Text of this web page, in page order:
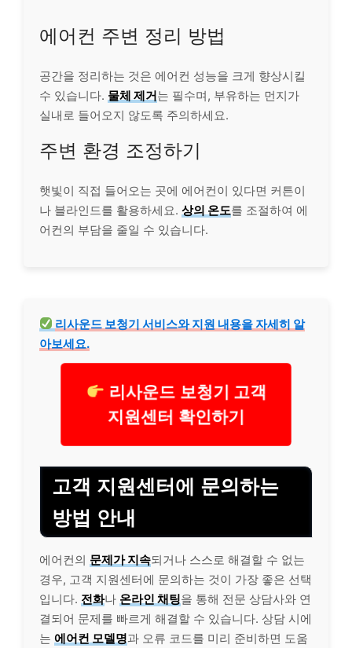
에어컨 주변 정리 방법
공간을 정리하는 것은 에어컨 성능을 크게 향상시킬
수 있습니다. 물체 제거는 필수며, 부유하는 먼지가
실내로 들어오지 않도록 주의하세요.
주변 환경 조정하기
햇빛이 직접 들어오는 곳에 에어컨이 있다면 커튼이
나 블라인 드를 활용하세요. 상의 온도를 조절하여 에
어컨의 부담을 줄일 수 있습니다.
리사운드 보청기 서비스와 지원 내용을 자세히 알
아보세요.
리사운드 보청기 고객
지원센터 확인하기
고객 지원센터에 문의하는
방법 안내
에어컨의 문제가 지속되거나 스스로 해결할 수 없는
경우, 고객 지원센터에 문의하는 것이 가장 좋은 선택
입니다. 전화나 온라인 채팅을 통해 전문 상담사와 연
결되어 문제를 빠르게 해결할 수 있습니다. 상담 시에
는 에어컨 모델명과 오류 코드를 미리 준비하면 도움